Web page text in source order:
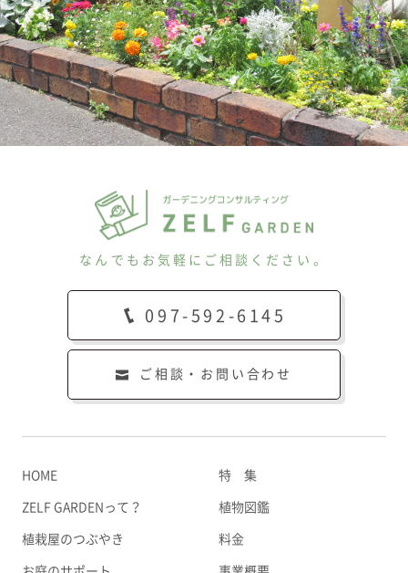
なんでもお気軽にご相談ください。
097-592-6145
ご相談・お問い合わせ
HOME
ZELF GARDENって？
植栽屋のつぶやき
特 集
植物図鑑
料金